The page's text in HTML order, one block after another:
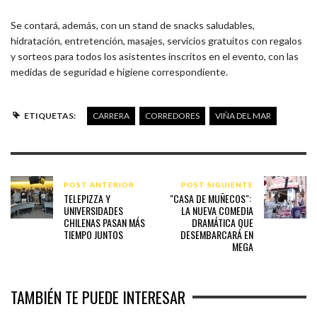
Se contará, además, con un stand de snacks saludables,
hidratación, entretención, masajes, servicios gratuitos con regalos
y sorteos para todos los asistentes inscritos en el evento, con las
medidas de seguridad e higiene correspondiente.
ETIQUETAS: CARRERA CORREDORES VIÑA DEL MAR
POST ANTERIOR
TELEPIZZA Y
UNIVERSIDADES
CHILENAS PASAN MÁS
TIEMPO JUNTOS
POST SIGUIENTE
​"CASA DE MUÑECOS​": ​
LA NUEVA COMEDIA
DRAMÁTICA QUE
DESEMBARCARÁ EN
MEGA
TAMBIÉN TE PUEDE INTERESAR